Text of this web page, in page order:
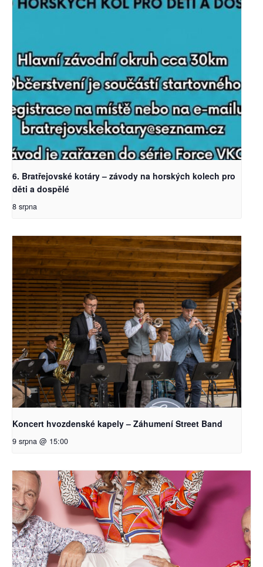
6. Bratřejovské kotáry – závody na horských kolech pro
děti a dospělé
8 srpna
Koncert hvozdenské kapely – Záhumení Street Band
9 srpna @ 15:00